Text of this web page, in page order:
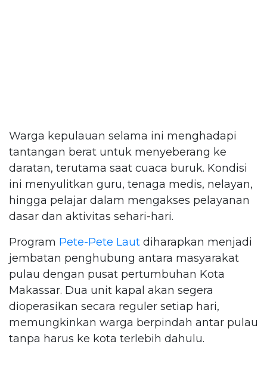
Warga kepulauan selama ini menghadapi
tantangan berat untuk menyeberang ke
daratan, terutama saat cuaca buruk. Kondisi
ini menyulitkan guru, tenaga medis, nelayan,
hingga pelajar dalam mengakses pelayanan
dasar dan aktivitas sehari-hari.
Program Pete-Pete Laut diharapkan menjadi
jembatan penghubung antara masyarakat
pulau dengan pusat pertumbuhan Kota
Makassar. Dua unit kapal akan segera
dioperasikan secara reguler setiap hari,
memungkinkan warga berpindah antar pulau
tanpa harus ke kota terlebih dahulu.